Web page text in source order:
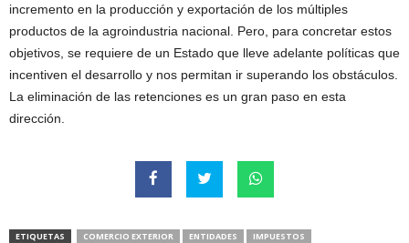
incremento en la producción y exportación de los múltiples
productos de la agroindustria nacional. Pero, para concretar estos
objetivos, se requiere de un Estado que lleve adelante políticas que
incentiven el desarrollo y nos permitan ir superando los obstáculos.
La eliminación de las retenciones es un gran paso en esta
dirección.
ETIQUETAS COMERCIO EXTERIOR ENTIDADES IMPUESTOS